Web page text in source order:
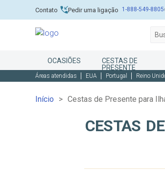
Contato Pedir uma ligação 1-888-549-8805
OCASIÕES
CESTAS DE
PRESENTE
Áreas atendidas EUA Portugal Reino
Início Cestas de Presente para
CESTAS